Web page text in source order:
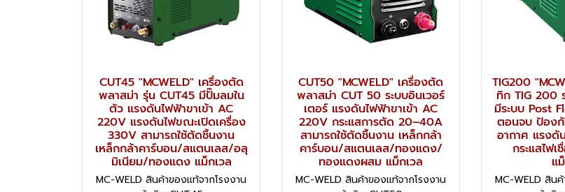
CUT45 "MCWELD" เครื่องตัด
พลาสม่า รุ่น CUT45 มีปั๊มลมใน
ตัว แรงดันไฟฟ้าขาเข้า AC
220V แรงดันไฟขณะเปิดเครื่อง
330V สามารถใช้ตัดชิ้นงาน
เหล็กกล้าคาร์บอน/สแตนเลส/อลุ
มิเนียม/ทองแดง แม็กเวล
MC-WELD สินค้าของแท้จากโรงงาน
CUT50 "MCWELD" เครื่องตัด
พลาสม่า CUT 50 ระบบอินเวอร์
เตอร์ แรงดันไฟฟ้าขาเข้า AC
220V กระแสการตัด 20–40A
สามารถใช้ตัดชิ้นงาน เหล็กกล้า
คาร์บอน/สแตนเลส/ทองแดง/
ทองแดงผสม แม็กเวล
MC-WELD สินค้าของแท้จากโรงงาน
TIG200
ทิก TIG 200
มีระบบ Post
ตอนจบ ป้อง
อากาศ แรงดั
กระแสไฟ
แ
MC-WELD สิน